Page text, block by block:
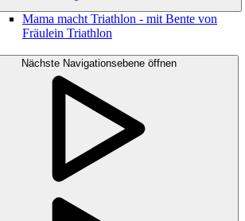
Mama macht Triathlon - mit Bente von
Fräulein Triathlon
Nächste Navigationsebene öffnen